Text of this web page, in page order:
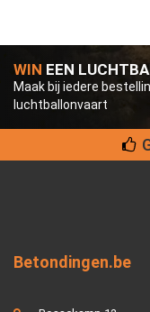
WIN EEN
Maak bij iedere
luchtballonvaart
Betondingen.be